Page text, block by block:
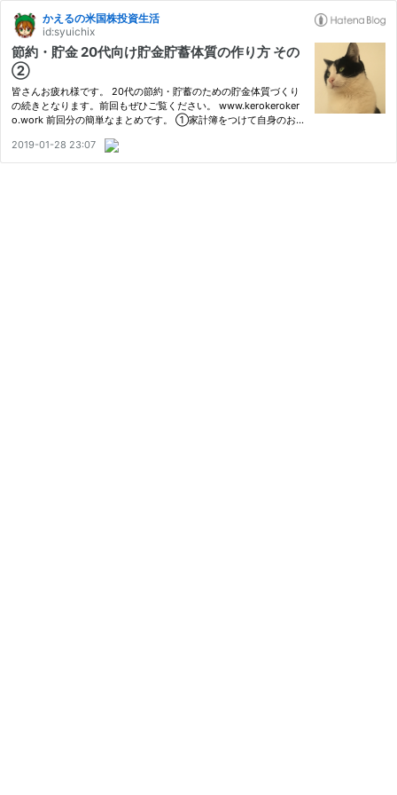
かえるの米国株投資生活
id:syuichix
節約・貯金 20代向け貯金貯蓄体質の作り方 その
②
皆さんお疲れ様です。 20代の節約・貯蓄のための貯金体質づくり
の続きとなります。前回もぜひご覧ください。 www.kerokeroker
o.work 前回分の簡単なまとめです。 ①家計簿をつけて自身のお金
的別に持とう！ まずは、現状を理解し目標を設定して計画を立て
ようとい…
2019-01-28 23:07